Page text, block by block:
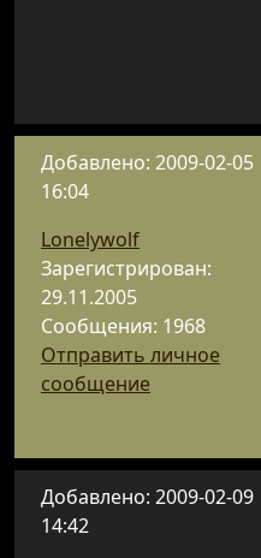
Добавлено: 2009-02-05
16:04
Lonelywolf
Зарегистрирован:
29.11.2005
Сообщения: 1968
Отправить личное
сообщение
Добавлено: 2009-02-09
14:42